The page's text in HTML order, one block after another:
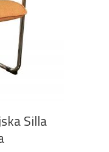
Silla